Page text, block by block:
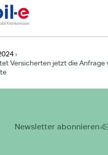
Versicherten jetzt die Anfrage
Newsletter abonnieren